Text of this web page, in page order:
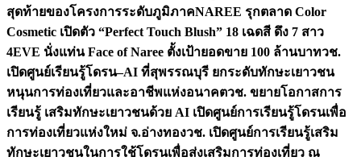
สุดท้ายของโครงการระดับภูมิภาคNAREE รุกตลาด Color
Cosmetic เปิดตัว “Perfect Touch Blush” 18 เฉดสี ดึง 7 สาว
4EVE นั่งแท่น Face of Naree ตั้งเป้ายอดขาย 100 ล้านบาทวช.
เปิดศูนย์เรียนรู้โดรน–AI ที่สุพรรณบุรี ยกระดับทักษะเยาวชน
หนุนการท่องเที่ยวและอาชีพแห่งอนาคตวช. ขยายโอกาสการ
เรียนรู้ เสริมทักษะเยาวชนด้วย AI เปิดศูนย์การเรียนรู้โดรนเพื่อ
การท่องเที่ยวแห่งใหม่ จ.อ่างทองวช. เปิดศูนย์การเรียนรู้เสริม
ทักษะเยาวชนในการใช้โดรนเพื่อส่งเสริมการท่องเที่ยว ณ